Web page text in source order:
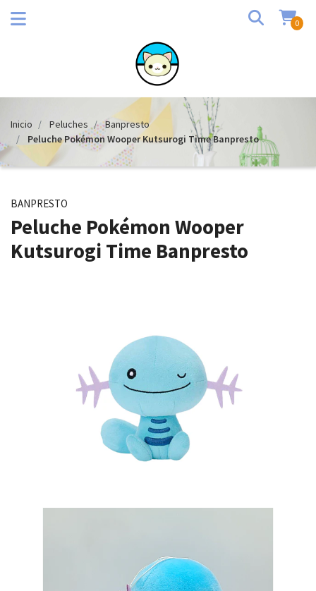
0
Inicio Peluches
Banpresto
Peluche Pokémon Wooper Kutsurogi Time Banpresto
BANPRESTO
Peluche Pokémon Wooper
Kutsurogi Time Banpresto